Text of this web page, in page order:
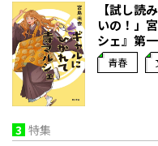
【試し読
いの！」
シェ』第
青春
3 特集